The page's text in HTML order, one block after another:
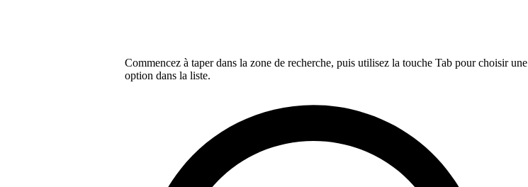
Commencez à taper dans la zone de recherche, puis utilisez la touche Tab pour choisir une
option dans la liste.